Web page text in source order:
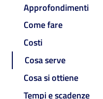
Approfondimenti
Come fare
Costi
Cosa serve
Cosa si ottiene
Tempi e scadenze